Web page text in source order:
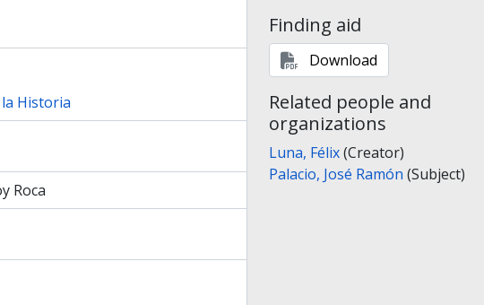
Historia
Roca
Finding aid
Download
Related people and
organizations
Luna, Félix(Creator)
Palacio, José Ramón (Subject)